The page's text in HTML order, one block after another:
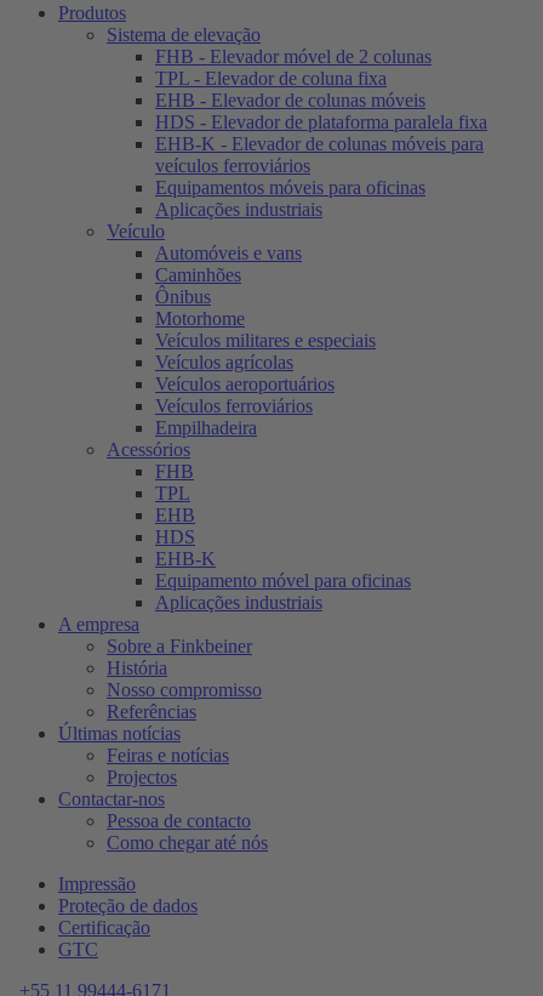
Produtos
Sistema de elevação
FHB - Elevador móvel de 2 colunas
TPL - Elevador de coluna fixa
EHB - Elevador de colunas móveis
HDS - Elevador de plataforma paralela fixa
EHB-K - Elevador de colunas móveis para
veículos ferroviários
Equipamentos móveis para oficinas
Aplicações industriais
Veículo
Automóveis e vans
Caminhões
Ônibus
Motorhome
Veículos militares e especiais
Veículos agrícolas
Veículos aeroportuários
Veículos ferroviários
Empilhadeira
Acessórios
FHB
TPL
EHB
HDS
EHB-K
Equipamento móvel para oficinas
Aplicações industriais
A empresa
Sobre a Finkbeiner
História
Nosso compromisso
Referências
Últimas notícias
Feiras e notícias
Projectos
Contactar-nos
Pessoa de contacto
Como chegar até nós
Impressão
Proteção de dados
Certificação
GTC
+55 11 99444-6171